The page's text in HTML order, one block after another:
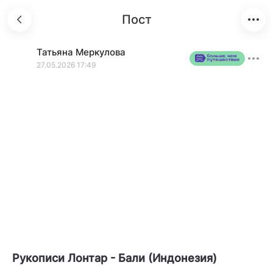
Пост
Татьяна Меркулова
27.05.2026 17:49
Рукописи Лонтар - Бали (Индонезия)